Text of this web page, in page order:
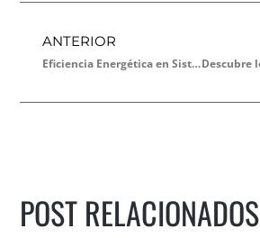
ANTERIOR
Eficiencia Energética en Sistemas de Ventilación Industrial
POST RELACIONADOS